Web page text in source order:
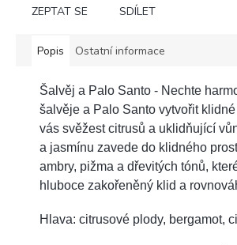
ZEPTAT SE SDÍLET
Popis Ostatní informace
Šalvěj a Palo Santo - Nechte
šalvěje a Palo Santo vytvořit
vás svěžest citrusů a uklidňující
a jasmínu zavede do klidného
ambry, pižma a dřevitých tónů,
hluboce zakořeněný klid a
Hlava: citrusové plody, bergamot,